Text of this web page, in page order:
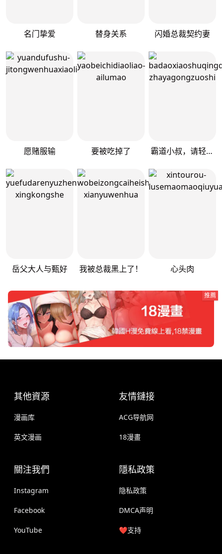
名门挚爱 替身关系 闪婚总裁契约妻
愿赌服输 要被吃掉了 霸道小叔，请轻撩！
岳父大人与甄好 我被总裁黑上了！ 心头肉
推薦
其他資源
漫画库
英文漫画
友情鏈接
ACG导航网
18漫畫
關注我們
Instagram
Facebook
YouTube
隱私政策
隐私政策
DMCA声明
❤️支持